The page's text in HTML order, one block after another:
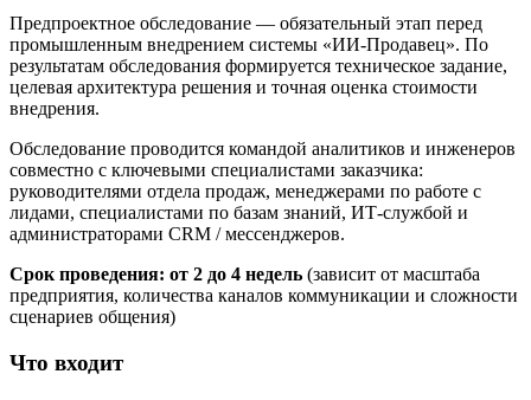
Предпроектное обследование — обязательный этап перед
промышленным внедрением системы «ИИ-Продавец». По
результатам обследования формируется техническое задание,
целевая архитектура решения и точная оценка стоимости
внедрения.
Обследование проводится командой аналитиков и инженеров
совместно с ключевыми специалистами заказчика:
руководителями отдела продаж, менеджерами по работе с
лидами, специалистами по базам знаний, ИТ-службой и
администраторами CRM / мессенджеров.
Срок проведения: от 2 до 4 недель (зависит от масштаба
предприятия, количества каналов коммуникации и сложности
сценариев общения)
Что входит